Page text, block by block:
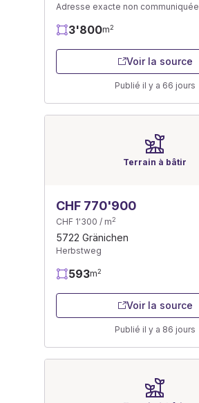
Adresse exacte non communiquée
3'800m2
Voir la source
Publié il y a 66 jours
Terrain à bâtir
CHF 770'900
CHF 1'300 / m2
5722 Gränichen
Herbstweg
593m2
Voir la source
Publié il y a 86 jours